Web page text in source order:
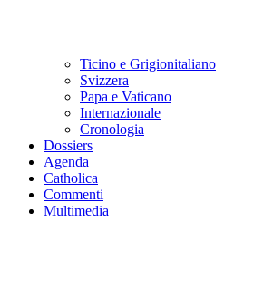
Ticino e Grigionitaliano
Svizzera
Papa e Vaticano
Internazionale
Cronologia
Dossiers
Agenda
Catholica
Commenti
Multimedia